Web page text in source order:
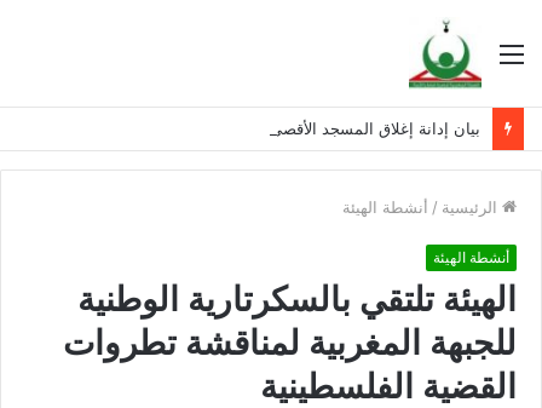
القائمة
بيان إدانة إغلاق المسجد الأقصى المبارك
الرئيسية / أنشطة الهيئة
أنشطة الهيئة
الهيئة تلتقي بالسكرتارية الوطنية
للجبهة المغربية لمناقشة تطروات
القضية الفلسطينية